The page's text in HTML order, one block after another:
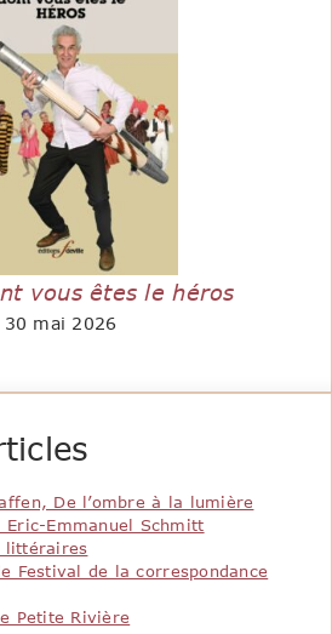
vous êtes le héros
30 mai 2026
De l’ombre à la lumière
Eric-Emmanuel Schmitt
littéraires
Festival de la correspondance
Petite Rivière